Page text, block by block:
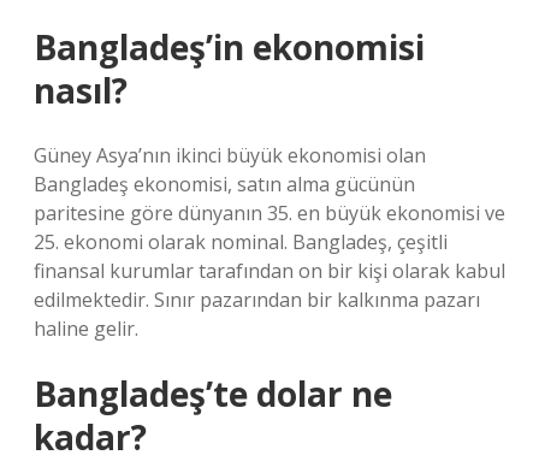
Bangladeş’in ekonomisi
nasıl?
Güney Asya’nın ikinci büyük ekonomisi olan
Bangladeş ekonomisi, satın alma gücünün
paritesine göre dünyanın 35. en büyük ekonomisi ve
25. ekonomi olarak nominal. Bangladeş, çeşitli
finansal kurumlar tarafından on bir kişi olarak kabul
edilmektedir. Sınır pazarından bir kalkınma pazarı
haline gelir.
Bangladeş’te dolar ne
kadar?